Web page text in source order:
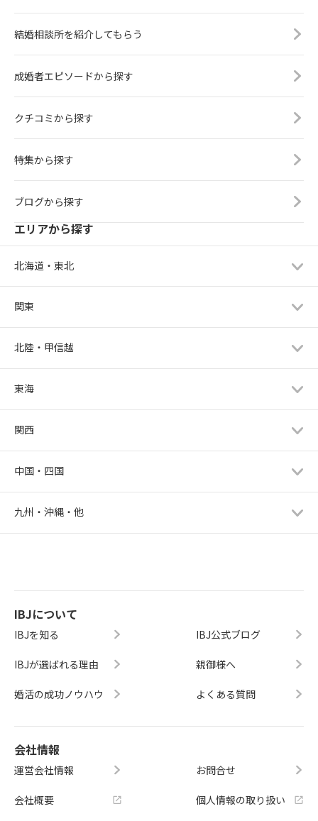
結婚相談所を紹介してもらう
成婚者エピソードから探す
クチコミから探す
特集から探す
ブログから探す
エリアから探す
北海道・東北
関東
北陸・甲信越
東海
関西
中国・四国
九州・沖縄・他
IBJについて
IBJを知る
IBJが選ばれる理由
婚活の成功ノウハウ
IBJ公式ブログ
親御様へ
よくある質問
会社情報
運営会社情報
会社概要
お問合せ
個人情報の取り扱い